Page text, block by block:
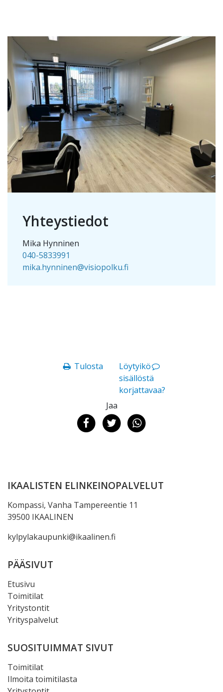
Yhteystiedot
Mika Hynninen
040-5833991
mika.hynninen@visiopolku.fi
Tulosta
Löytyikö
sisällöstä
korjattavaa?
Jaa
IKAALISTEN ELINKEINOPALVELUT
Kompassi, Vanha Tampereentie 11
39500 IKAALINEN
kylpylakaupunki@ikaalinen.fi
PÄÄSIVUT
Etusivu
Toimitilat
Yritystontit
Yrityspalvelut
SUOSITUIMMAT SIVUT
Toimitilat
Ilmoita toimitilasta